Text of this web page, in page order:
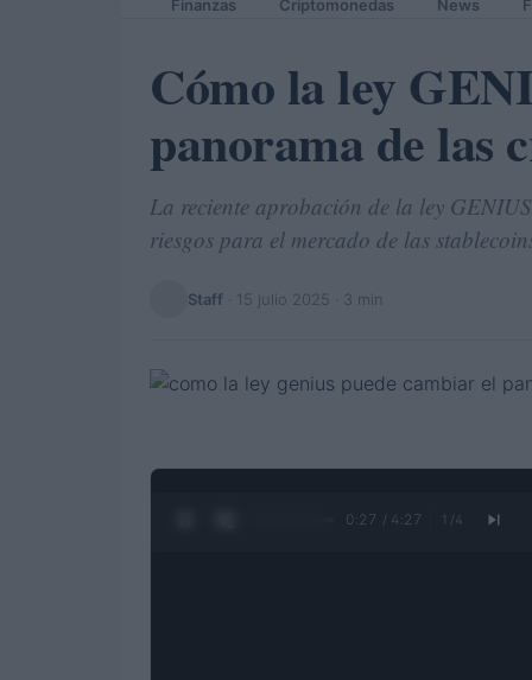
Finanzas Criptomonedas News
Cómo la ley
panorama de las
La reciente aprobación de la ley
riesgos para el mercado de las
Staff 15 julio 2025 · 3 min
0:28 / 4:27 1 /4